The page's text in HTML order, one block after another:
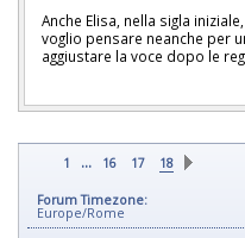
Anche Elisa, nella sigla
voglio pensare neanche per
aggiustare la voce dopo le
1 ... 16 17 18
Forum Timezone:
Europe/Rome